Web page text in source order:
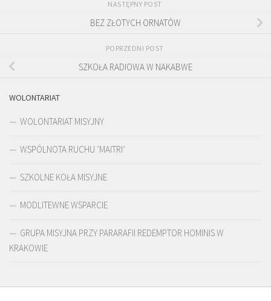
NASTĘPNY POST
BEZ ZŁOTYCH ORNATÓW
POPRZEDNI POST
SZKOŁA RADIOWA W NAKABWE
WOLONTARIAT
WOLONTARIAT MISYJNY
WSPÓLNOTA RUCHU ‘MAITRI’
SZKOLNE KOŁA MISYJNE
MODLITEWNE WSPARCIE
GRUPA MISYJNA PRZY PARARAFII REDEMPTOR HOMINIS W
KRAKOWIE